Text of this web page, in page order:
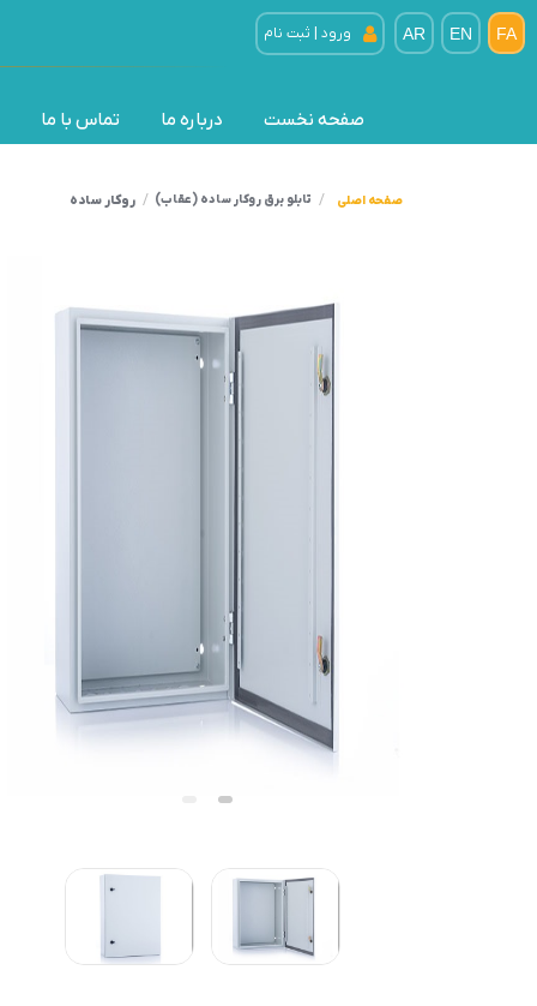
FA
EN
AR ورود | ثبت نام
صفحه نخست درباره ما تماس با ما
تابلو برق روکار ساده (عقاب) روکار ساده